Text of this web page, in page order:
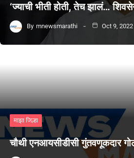
‘ज्याची भीती होती, तेच झालं…
By mnewsmarathi Oct 9, 2022
माझा जिल्हा
चौथी एनआयसीडीसी गुंतवणूकदार